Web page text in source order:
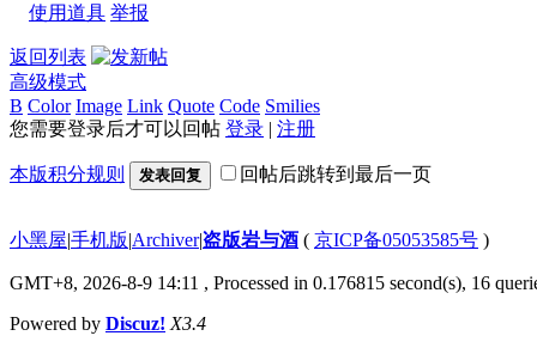
使用道具 举报
返回列表
高级模式
B Color Image Link Quote Code Smilies
您需要登录后才可以回帖 登录 | 注册
本版积分规则 发表回复 回帖后跳转到最后一页
小黑屋|手机版|Archiver|盗版岩与酒 ( 京ICP备05053585号 )
GMT+8, 2026-8-9 14:11 , Processed in 0.176815 second(s), 16
Powered by Discuz! X3.4